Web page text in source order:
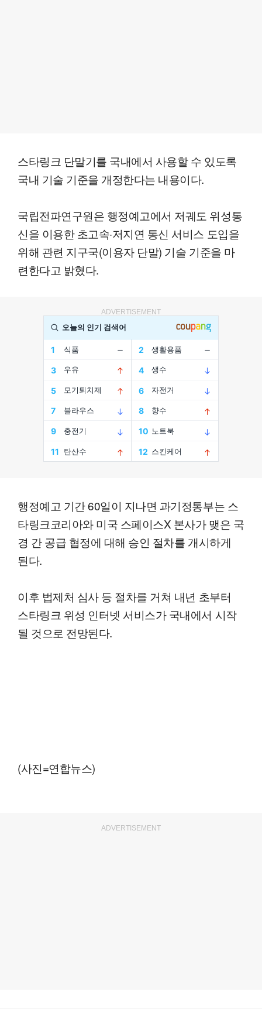
스타링크 단말기를 국내에서 사용할 수 있도록
국내 기술 기준을 개정한다는 내용이다.
국립전파연구원은 행정예고에서 저궤도 위성통
신을 이용한 초고속·저지연 통신 서비스 도입을
위해 관련 지구국(이용자 단말) 기술 기준을 마
련한다고 밝혔다.
ADVERTISEMENT
행정예고 기간 60일이 지나면 과기정통부는 스
타링크코리아와 미국 스페이스X 본사가 맺은 국
경 간 공급 협정에 대해 승인 절차를 개시하게
된다.
이후 법제처 심사 등 절차를 거쳐 내년 초부터
스타링크 위성 인터넷 서비스가 국내에서 시작
될 것으로 전망된다.
(사진=연합뉴스)
ADVERTISEMENT